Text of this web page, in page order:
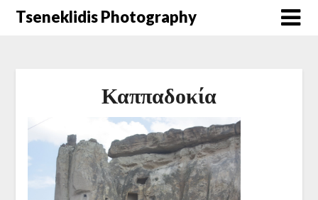
Μετάβαση
Tseneklidis Photography
Καππαδοκία